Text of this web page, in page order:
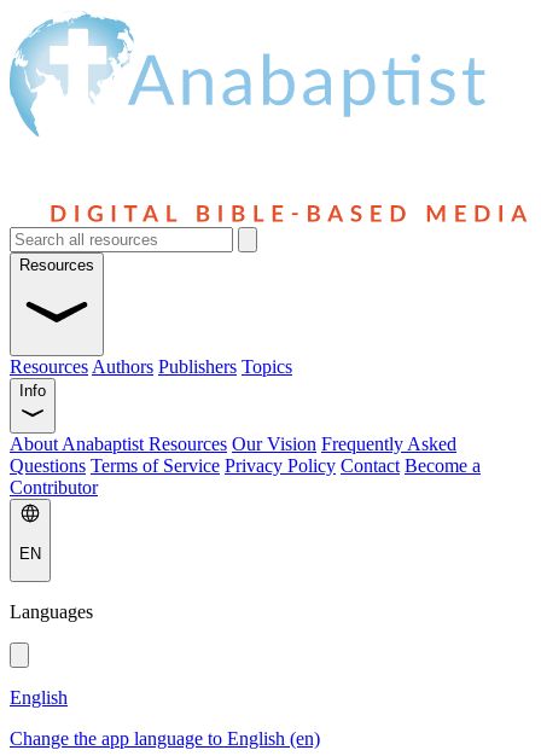
Resources
Resources Authors Publishers Topics
Info
About Anabaptist Resources Our Vision Frequently Asked
Questions Terms of Service Privacy Policy Contact Become a
Contributor
EN
Languages
English
Change the app language to English (en)